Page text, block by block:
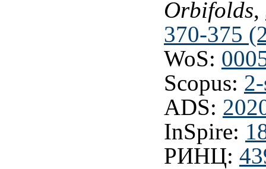
Orbifolds,
370-375
WoS:
Scopus:
ADS:
InSpire:
РИНЦ: